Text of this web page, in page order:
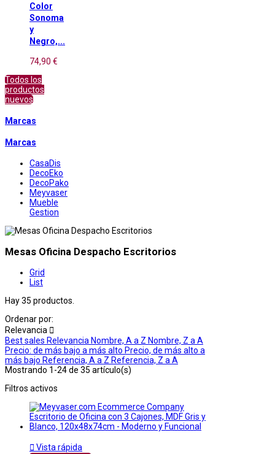
Color
Sonoma
y
Negro,...
74,90 €
Todos los
productos
nuevos
Marcas
Marcas
CasaDis
DecoEko
DecoPako
Meyvaser
Mueble
Gestion
Mesas Oficina Despacho Escritorios
Grid
List
Hay 35 productos.
Ordenar por:
Relevancia 
Best sales Relevancia Nombre, A a Z Nombre, Z a A
Precio: de más bajo a más alto Precio, de más alto a
más bajo Referencia, A a Z Referencia, Z a A
Mostrando 1-24 de 35 artículo(s)
Filtros activos
 Vista rápida